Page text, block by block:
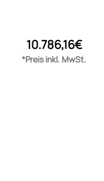
10.786,16€
*Preis inkl. MwSt.